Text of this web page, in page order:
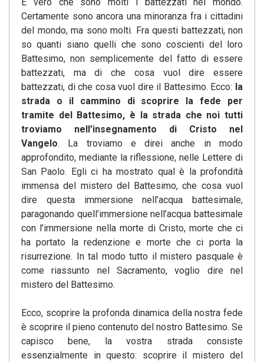
Certamente sono ancora una minoranza fra i cittadini
del mondo, ma sono molti. Fra questi battezzati, non
so quanti siano quelli che sono coscienti del loro
Battesimo, non semplicemente del fatto di essere
battezzati, ma di che cosa vuol dire essere
battezzati, di che cosa vuol dire il Battesimo. Ecco: la
strada o il cammino di scoprire la fede per
tramite del Battesimo, è la strada che noi tutti
troviamo nell’insegnamento di Cristo nel
Vangelo. La troviamo e direi anche in modo
approfondito, mediante la riflessione, nelle Lettere di
San Paolo. Egli ci ha mostrato qual è la profondità
immensa del mistero del Battesimo, che cosa vuol
dire questa immersione nell’acqua battesimale,
paragonando quell’immersione nell’acqua battesimale
con l’immersione nella morte di Cristo, morte che ci
ha portato la redenzione e morte che ci porta la
risurrezione. In tal modo tutto il mistero pasquale è
come riassunto nel Sacramento, voglio dire nel
mistero del Battesimo.
Ecco, scoprire la profonda dinamica della nostra fede
è scoprire il pieno contenuto del nostro Battesimo. Se
capisco bene, la vostra strada consiste
essenzialmente in questo: scoprire il mistero del